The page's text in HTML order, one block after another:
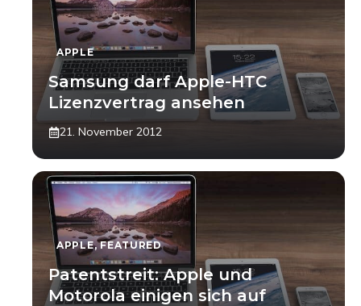
APPLE
Samsung darf Apple-HTC
Lizenzvertrag ansehen
21. November 2012
APPLE,FEATURED
Patentstreit: Apple und
Motorola einigen sich auf